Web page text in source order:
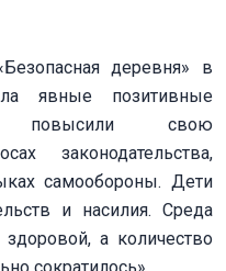
деревня» в
явные позитивные
повысили свою
законодательства,
самообороны. Дети
и насилия. Среда
а количество